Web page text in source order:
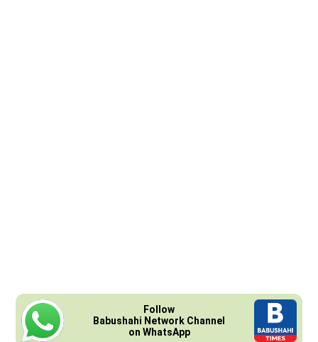
Follow
Babushahi Network Channel
on WhatsApp